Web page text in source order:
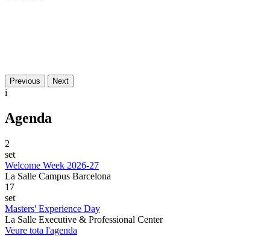
Previous Next
i
Agenda
2
set
Welcome Week 2026-27
La Salle Campus Barcelona
17
set
Masters' Experience Day
La Salle Executive & Professional Center
Veure tota l'agenda